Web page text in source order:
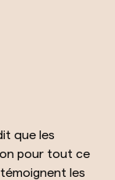
que les
pour tout ce
les